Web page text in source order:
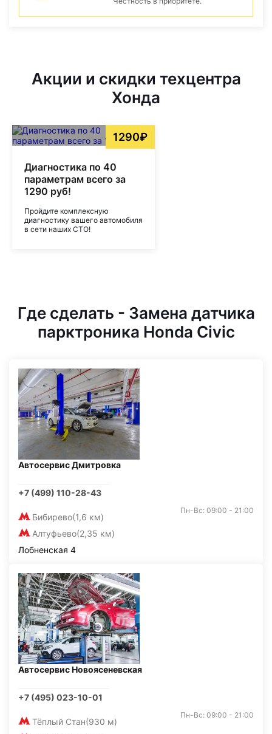
Акции и скидки техцентра
Хонда
1290₽
Диагностика по 40
параметрам всего за
1290 руб!
Пройдите комплексную
диагностику вашего автомобиля
в сети наших СТО!
Где сделать - Замена датчика
парктроника Honda Civic
Автосервис Дмитровка
+7 (499) 110-28-43
Бибирево(1,6 км)
Алтуфьево(2,35 км)
Пн-Вс: 09:00 - 21:00
Лобненская 4
Автосервис Новоясеневская
+7 (495) 023-10-01
Тёплый Стан(930 м)
Пн-Вс: 09:00 - 21:00